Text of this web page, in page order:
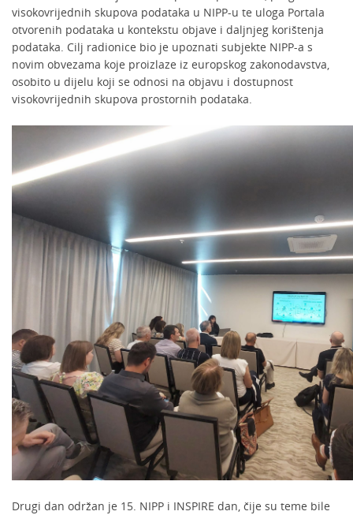
visokovrijednih skupova podataka u NIPP-u te uloga Portala
otvorenih podataka u kontekstu objave i daljnjeg korištenja
podataka. Cilj radionice bio je upoznati subjekte NIPP-a s
novim obvezama koje proizlaze iz europskog zakonodavstva,
osobito u dijelu koji se odnosi na objavu i dostupnost
visokovrijednih skupova prostornih podataka.
Drugi dan održan je 15. NIPP i INSPIRE dan, čije su teme bile